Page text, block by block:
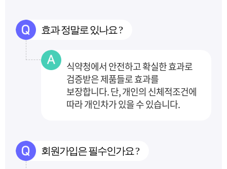
효과 정말로 있나요 ?
식약청에서 안전하고 확실한 효과로
검증받은 제품들로 효과를
보장합니다.단, 개인의 신체적조건에
따라 개인차가 있을 수 있습니다.
회원가입은 필수인가요 ?